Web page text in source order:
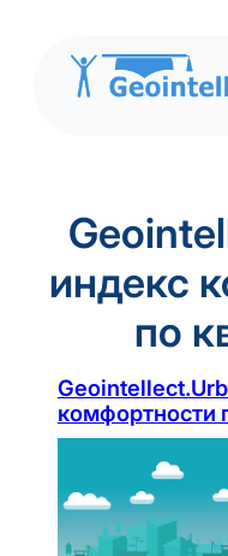
содержимому
индекс
по
комфортности